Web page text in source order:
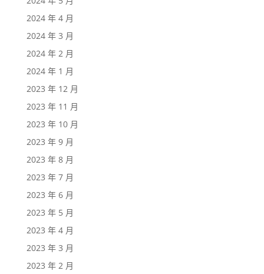
2024 年 4 月
2024 年 3 月
2024 年 2 月
2024 年 1 月
2023 年 12 月
2023 年 11 月
2023 年 10 月
2023 年 9 月
2023 年 8 月
2023 年 7 月
2023 年 6 月
2023 年 5 月
2023 年 4 月
2023 年 3 月
2023 年 2 月